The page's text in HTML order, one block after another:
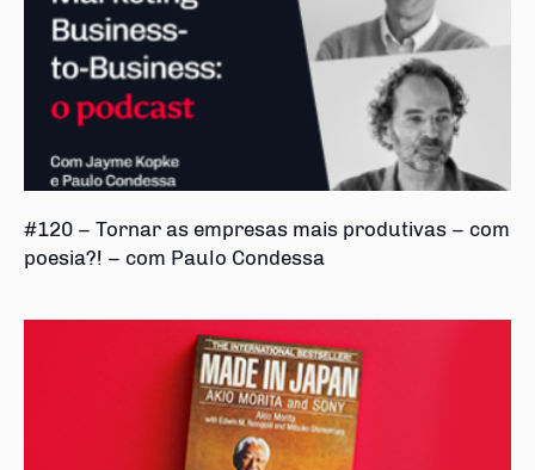
#120 – Tornar as empresas mais produtivas – com
poesia?! – com Paulo Condessa